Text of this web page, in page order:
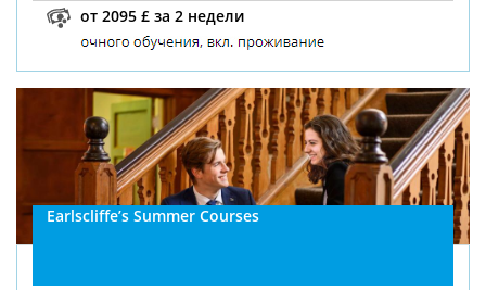
от 2095 £ за 2 недели
Earlscliffe’s Summer Courses